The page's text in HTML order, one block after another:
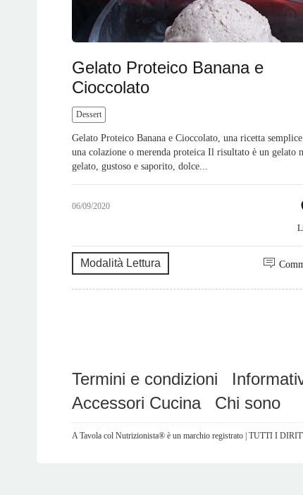
Gelato Proteico Banana e
Cioccolato
Dessert
Gelato Proteico Banana e Cioccolato, una ricetta
una colazione o merenda proteica Il risultato è un gelato
gelato, gustoso e saporito, dolce...
06/09/2020
Modalità Lettura
Termini e condizioni
Accessori Cucina
Chi sono
A Tavola col Nutrizionista® è un marchio registrato | TUTTI I